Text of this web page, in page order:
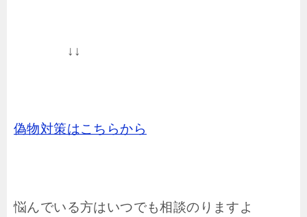
↓↓
偽物対策はこちらから
悩んでいる方はいつでも相談のりますよ